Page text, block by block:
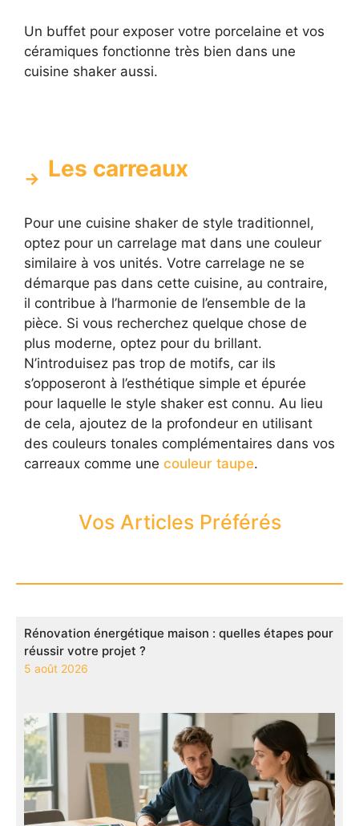
Un buffet pour exposer votre porcelaine et vos
céramiques fonctionne très bien dans une
cuisine shaker aussi.
Les carreaux
Pour une cuisine shaker de style traditionnel,
optez pour un carrelage mat dans une couleur
similaire à vos unités. Votre carrelage ne se
démarque pas dans cette cuisine, au contraire,
il contribue à l’harmonie de l’ensemble de la
pièce. Si vous recherchez quelque chose de
plus moderne, optez pour du brillant.
N’introduisez pas trop de motifs, car ils
s’opposeront à l’esthétique simple et épurée
pour laquelle le style shaker est connu. Au lieu
de cela, ajoutez de la profondeur en utilisant
des couleurs tonales complémentaires dans vos
carreaux comme une couleur taupe.
Vos Articles Préférés
Rénovation énergétique maison : quelles étapes pour
réussir votre projet ?
5 août 2026